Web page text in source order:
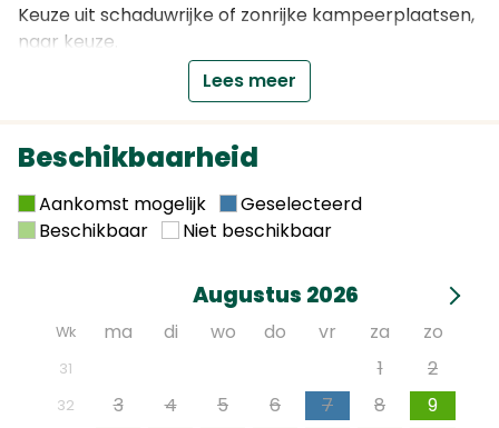
Keuze uit schaduwrijke of zonrijke kampeerplaatsen,
naar keuze.
Maximum 6 personen en maximum 1
auto/camper per kampeerplaats.
brand - bij lange warme periodes kan het vanwege
brandgevaar verboden worden door de Stad
Vianden)
Lees meer
Beschikbaarheid
Aankomst mogelijk
Geselecteerd
Beschikbaar
Niet beschikbaar
Augustus 2026
Wk ma di wo do vr za zo
31 1 2
32 3 4 5 6 7 8 9